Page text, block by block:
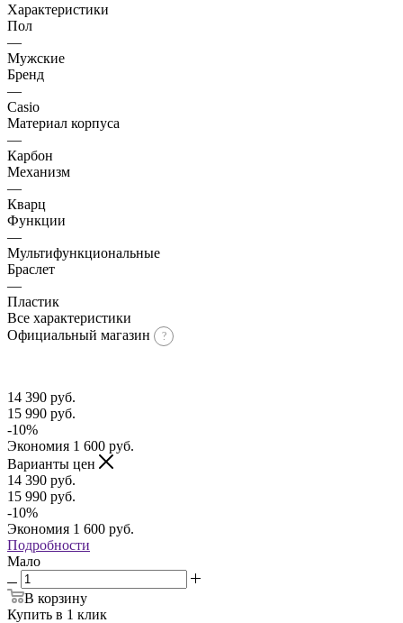
Характеристики
Пол
—
Мужские
Бренд
—
Casio
Материал корпуса
—
Карбон
Механизм
—
Кварц
Функции
—
Мультифункциональные
Браслет
—
Пластик
Все характеристики
Официальный магазин
14 390 руб.
15 990 руб.
-10%
Экономия 1 600 руб.
Варианты цен
14 390 руб.
15 990 руб.
-10%
Экономия 1 600 руб.
Подробности
Мало
В корзину
Купить в 1 клик